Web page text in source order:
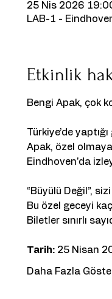
25 Nis 2026
LAB-1 -
Etkinlik
Bengi Apak, çok
Türkiye’de
Apak, özel
Eindhoven'da
“Büyülü Değil”,
Bu özel geceyi
Biletler sınırlı
Tarih: 25 Nisan
Daha Fazla